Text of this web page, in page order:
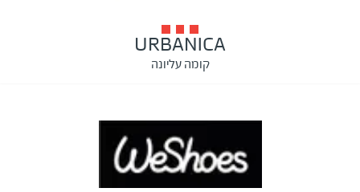
URBANICA
קומה עליונה